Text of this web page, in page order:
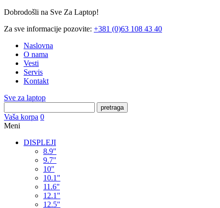
Dobrodošli na Sve Za Laptop!
Za sve informacije pozovite: +381 (0)63 108 43 40
Naslovna
O nama
Vesti
Servis
Kontakt
Sve za laptop
pretraga
Vaša korpa 0
Meni
DISPLEJI
8.9"
9.7"
10"
10.1"
11.6"
12.1"
12.5"